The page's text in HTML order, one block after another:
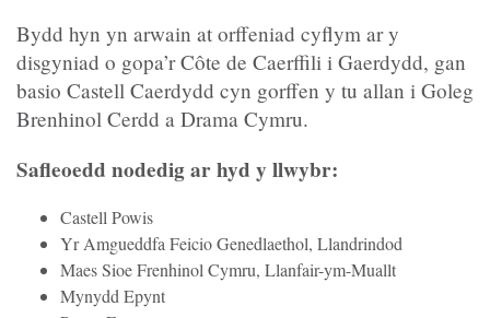
Bydd hyn yn arwain at orffeniad cyflym ar y
disgyniad o gopa’r Côte de Caerffili i Gaerdydd, gan
basio Castell Caerdydd cyn gorffen y tu allan i Goleg
Brenhinol Cerdd a Drama Cymru.
Safleoedd nodedig ar hyd y llwybr:
Castell Powis
Yr Amgueddfa Feicio Genedlaethol, Llandrindod
Maes Sioe Frenhinol Cymru, Llanfair-ym-Muallt
Mynydd Epynt